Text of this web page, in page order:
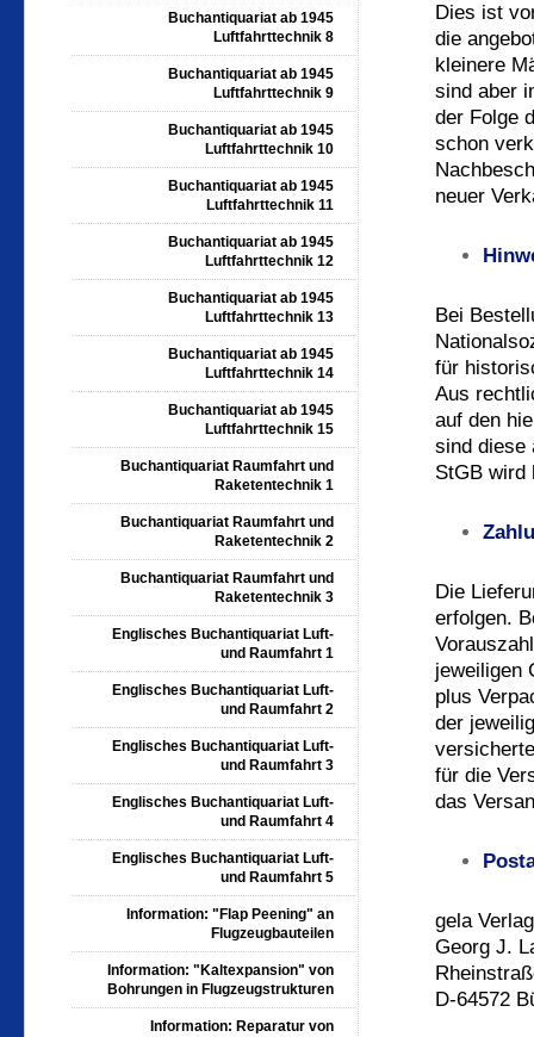
Dies ist
die
kleinere
sind aber
der Folge
schon
neuer
Bei
für
Aus
auf den
sind diese
StGB wird
Die
erfolgen.
jeweiligen
plus
der
für die
das
gela
Georg J.
D-64572
Buchantiquariat ab 1945
Luftfahrttechnik 8
Buchantiquariat ab 1945
Luftfahrttechnik 9
Buchantiquariat ab 1945
Luftfahrttechnik 10
Buchantiquariat ab 1945
Luftfahrttechnik 11
Buchantiquariat ab 1945
Luftfahrttechnik 12
Buchantiquariat ab 1945
Luftfahrttechnik 13
Buchantiquariat ab 1945
Luftfahrttechnik 14
Buchantiquariat ab 1945
Luftfahrttechnik 15
Buchantiquariat Raumfahrt und
Raketentechnik 1
Buchantiquariat Raumfahrt und
Raketentechnik 2
Buchantiquariat Raumfahrt und
Raketentechnik 3
Englisches Buchantiquariat Luft-
und Raumfahrt 1
Englisches Buchantiquariat Luft-
und Raumfahrt 2
Englisches Buchantiquariat Luft-
und Raumfahrt 3
Englisches Buchantiquariat Luft-
und Raumfahrt 4
Englisches Buchantiquariat Luft-
und Raumfahrt 5
Information: "Flap Peening" an
Flugzeugbauteilen
Information: "Kaltexpansion" von
Bohrungen in Flugzeugstrukturen
Information: Reparatur von